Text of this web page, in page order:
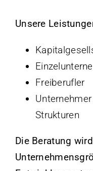
Unsere
Freiberufler
Strukturen
Die Beratung